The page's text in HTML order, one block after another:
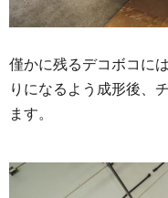
僅かに残るデコボコに
りになるよう成形後、
ます。